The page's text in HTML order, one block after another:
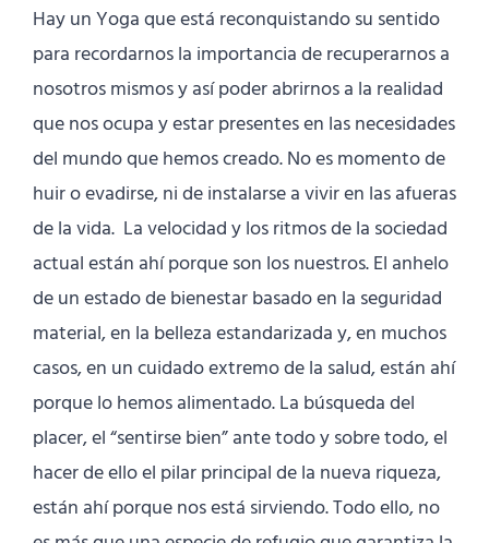
Hay un Yoga que está reconquistando su sentido
para recordarnos la importancia de recuperarnos a
nosotros mismos y así poder abrirnos a la realidad
que nos ocupa y estar presentes en las necesidades
del mundo que hemos creado. No es momento de
huir o evadirse, ni de instalarse a vivir en las afueras
de la vida. La velocidad y los ritmos de la sociedad
actual están ahí porque son los nuestros. El anhelo
de un estado de bienestar basado en la seguridad
material, en la belleza estandarizada y, en muchos
casos, en un cuidado extremo de la salud, están ahí
porque lo hemos alimentado. La búsqueda del
placer, el “sentirse bien” ante todo y sobre todo, el
hacer de ello el pilar principal de la nueva riqueza,
están ahí porque nos está sirviendo. Todo ello, no